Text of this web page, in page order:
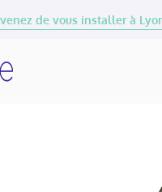
de vous installer à